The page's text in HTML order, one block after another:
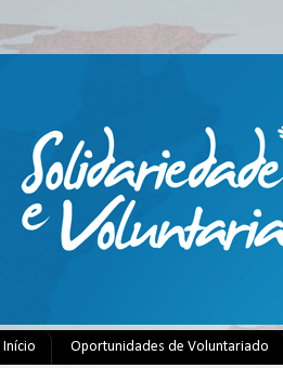
Início Oportunidades de Voluntariado